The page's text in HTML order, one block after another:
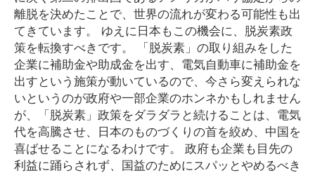
離脱を決めたことで、世界の流れが変わる可能性も出
てきています。 ゆえに日本もこの機会に、脱炭素政
策を転換すべきです。 「脱炭素」の取り組みをした
企業に補助金や助成金を出す、電気自動車に補助金を
出すという施策が動いているので、今さら変えられな
いというのが政府や一部企業のホンネかもしれません
が、「脱炭素」政策をダラダラと続けることは、電気
代を高騰させ、日本のものづくりの首を絞め、中国を
喜ばせることになるわけです。 政府も企業も目先の
利益に踊らされず、国益のためにスパッとやめるべき